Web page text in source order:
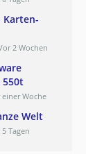
Karten-
2 Wochen
Woche
Welt
Tagen